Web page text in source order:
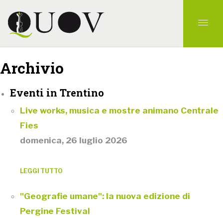
Archivio
Eventi in Trentino
Live works, musica e mostre animano Centrale
Fies
domenica, 26 luglio 2026
LEGGI TUTTO
"Geografie umane": la nuova edizione di
Pergine Festival